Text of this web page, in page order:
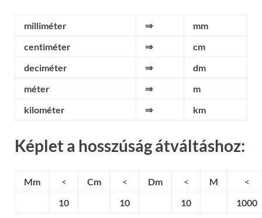
milliméter ⇒
mm
centiméter
⇒
cm
deciméter
⇒
dm
méter
⇒
m
kilométer
⇒ km
Képlet a hosszúság átváltáshoz:
Mm < Cm < Dm < M
<
10
10 10 1000